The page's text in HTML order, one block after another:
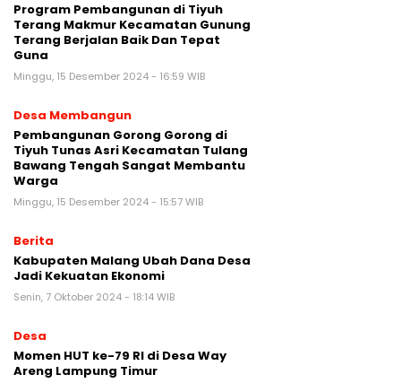
Program Pembangunan di Tiyuh
Terang Makmur Kecamatan Gunung
Terang Berjalan Baik Dan Tepat
Guna
Minggu, 15 Desember 2024 - 16:59 WIB
Desa Membangun
Pembangunan Gorong Gorong di
Tiyuh Tunas Asri Kecamatan Tulang
Bawang Tengah Sangat Membantu
Warga
Minggu, 15 Desember 2024 - 15:57 WIB
Berita
Kabupaten Malang Ubah Dana Desa
Jadi Kekuatan Ekonomi
Senin, 7 Oktober 2024 - 18:14 WIB
Desa
Momen HUT ke-79 RI di Desa Way
Areng Lampung Timur